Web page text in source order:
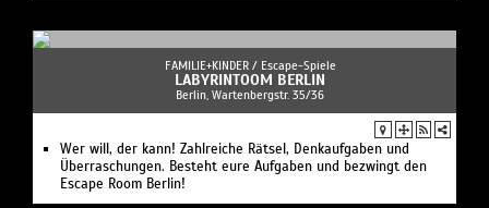
FAMILIE+KINDER / Escape-Spiele
LABYRINTOOM BERLIN
Berlin, Wartenbergstr. 35/36
Wer will, der kann! Zahlreiche Rätsel, Denkaufgaben und
Überraschungen. Besteht eure Aufgaben und bezwingt den
Escape Room Berlin!